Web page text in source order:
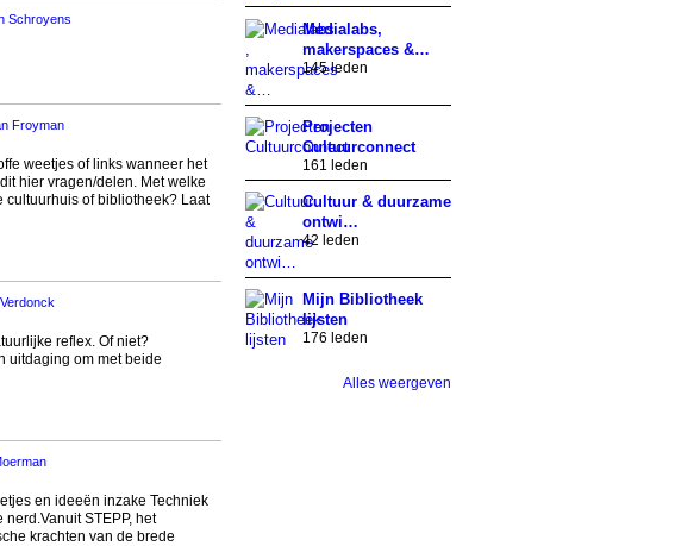
Schroyens
Froyman
weetjes of links wanneer het
hier vragen/delen. Met welke
of bibliotheek? Laat
reflex. Of niet?
uitdaging om met beide
en ideeën inzake Techniek
STEPP, het
krachten van de brede
Medialabs,
makerspaces &…
145 leden
Projecten
Cultuurconnect
161 leden
Cultuur & duurzame
ontwi…
42 leden
Mijn Bibliotheek
lijsten
176 leden
Alles weergeven